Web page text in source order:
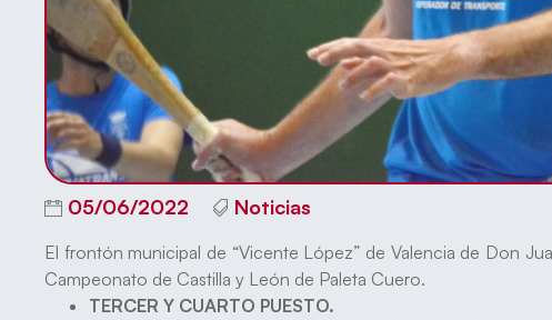
05/06/2022 Noticias
El frontón municipal de “Vicente López” de Valencia de Don
Campeonato de Castilla y León de Paleta Cuero.
TERCER Y CUARTO PUESTO.